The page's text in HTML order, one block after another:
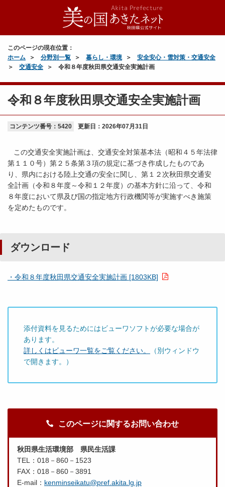
このページの現在位置：
ホーム
分野別一覧 暮らし・環境
安全安心・雪対策・交通安全
交通安全
令和８年度秋田県交通安全実施計画
令和８年度秋田県交通安全実施計画
コンテンツ番号：5420 更新日： 2026年07月31日
この交通安全実施計画は、交通安全対策基本法（昭和４５年法律
第１１０号）第２５条第３項の規定に基づき作成したものであ
り、県内における陸上交通の安全に関し、第１２次秋田県交通安
全計画（令和８年度～令和１２年度）の基本方針に沿って、令和
８年度において県及び国の指定地方行政機関等が実施すべき施策
を定めたものです。
ダウンロード
・令和８年度秋田県交通安全実施計画 [1803KB]
添付資料を見るためにはビューワソフトが必要な場合が
あります。
詳しくはビューワ一覧をご覧ください。
（別ウィンドウ
で開きます。）
このページに関するお問い合わせ
秋田県生活環境部 県民生活課
TEL：018－860－1523
FAX：018－860－3891
E-mail： kenminseikatu@pref.akita.lg.jp